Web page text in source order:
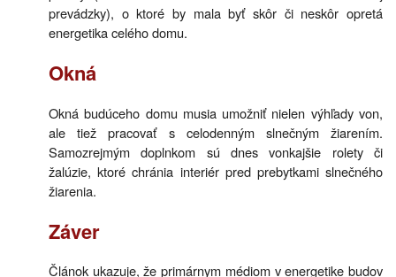
prevádzky), o ktoré by mala byť skôr či neskôr opretá
energetika celého domu.
Okná
Okná budúceho domu musia umožniť nielen výhľady von,
ale tiež pracovať s celodenným slnečným žiarením.
Samozrejmým doplnkom sú dnes vonkajšie rolety či
žalúzie, ktoré chránia interiér pred prebytkami slnečného
žiarenia.
Záver
Článok ukazuje, že primárnym médiom v energetike budov